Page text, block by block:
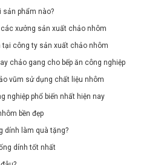
sản phẩm nào?
xưởng sản xuất chảo nhôm
công ty sản xuất chảo nhôm
chảo gang cho bếp ăn công nghiệp
vũm sử dụng chất liệu nhôm
nghiệp phổ biến nhất hiện nay
bền đẹp
dính làm quà tặng?
dính tốt nhất